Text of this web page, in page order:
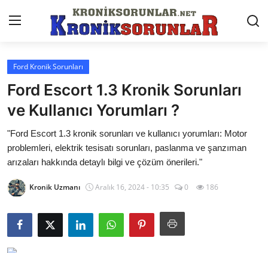
Anasayfa
Markalar
İletişim
Trafik & Cezalar
Sigorta & Kasko
Muayene & Ruhsat
Ford Kronik Sorunları
Ford Escort 1.3 Kronik Sorunları
ve Kullanıcı Yorumları ?
"Ford Escort 1.3 kronik sorunları ve kullanıcı yorumları: Motor
problemleri, elektrik tesisatı sorunları, paslanma ve şanzıman
arızaları hakkında detaylı bilgi ve çözüm önerileri."
Kronik Uzmanı Aralık 16, 2024 - 10:35 0 186